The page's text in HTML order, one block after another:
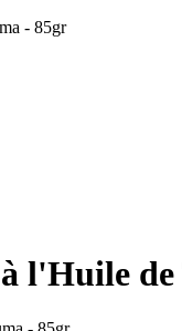
- 85gr
l'Huile